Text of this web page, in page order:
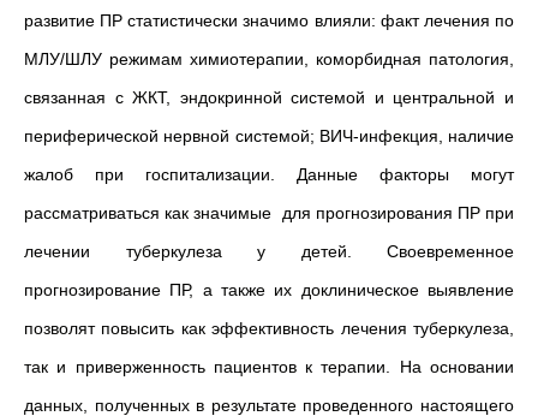
развитие ПР статистически значимо влияли: факт лечения по
МЛУ/ШЛУ режимам химиотерапии, коморбидная патология,
связанная с ЖКТ, эндокринной системой и центральной и
периферической нервной системой; ВИЧ-инфекция, наличие
жалоб при госпитализации. Данные факторы могут
рассматриваться как значимые для прогнозирования ПР при
лечении туберкулеза у детей. Своевременное
прогнозирование ПР, а также их доклиническое выявление
позволят повысить как эффективность лечения туберкулеза,
так и приверженность пациентов к терапии. На основании
данных, полученных в результате проведенного настоящего